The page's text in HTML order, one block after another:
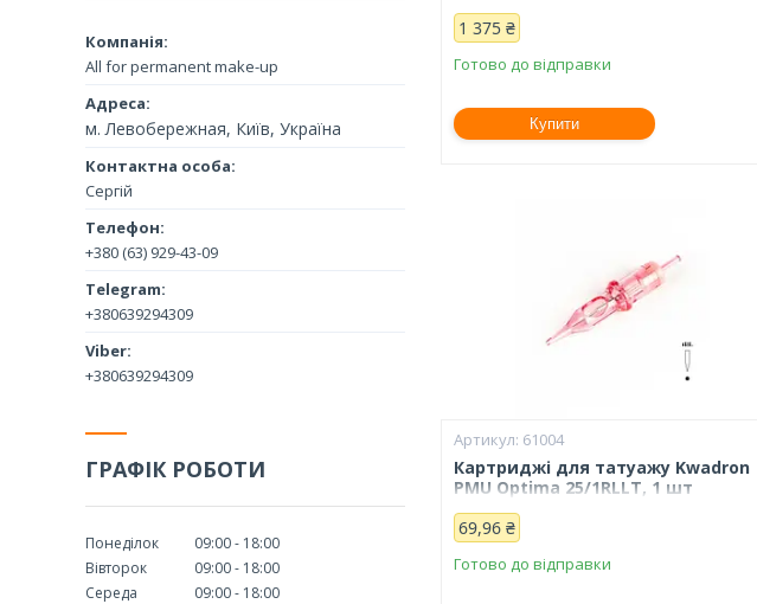
1 375 ₴
Готово до відправки
Купити
61004
Картриджі для татуажу Kwadron
PMU Optima 25/1RLLT, 1 шт
69,96 ₴
Готово до відправки
All for permanent make-up
м. Левобережная, Київ, Україна
Сергій
+380 (63) 929-43-09
+380639294309
+380639294309
ГРАФІК РОБОТИ
Понеділок 09:00
18:00
Вівторок
09:00
18:00
Середа
09:00
18:00